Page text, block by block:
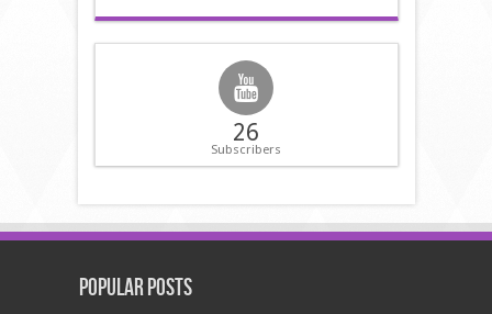
26
Subscribers
Popular Posts